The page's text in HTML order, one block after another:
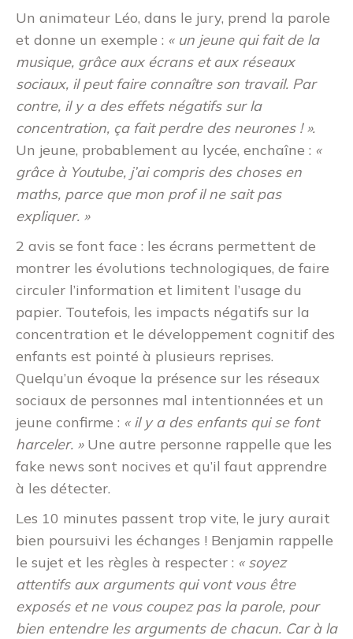
Un animateur Léo, dans le jury, prend la parole
et donne un exemple : « un jeune qui fait de la
musique, grâce aux écrans et aux réseaux
sociaux, il peut faire connaître son travail. Par
contre, il y a des effets négatifs sur la
concentration, ça fait perdre des neurones ! ».
Un jeune, probablement au lycée, enchaîne : «
grâce à Youtube, j’ai compris des choses en
maths, parce que mon prof il ne sait pas
expliquer. »
2 avis se font face : les écrans permettent de
montrer les évolutions technologiques, de faire
circuler l’information et limitent l’usage du
papier. Toutefois, les impacts négatifs sur la
concentration et le développement cognitif des
enfants est pointé à plusieurs reprises.
Quelqu’un évoque la présence sur les réseaux
sociaux de personnes mal intentionnées et un
jeune confirme : « il y a des enfants qui se font
harceler. »Une autre personne rappelle que les
fake news sont nocives et qu’il faut apprendre
à les détecter.
Les 10 minutes passent trop vite, le jury aurait
bien poursuivi les échanges ! Benjamin rappelle
le sujet et les règles à respecter : « soyez
attentifs aux arguments qui vont vous être
exposés et ne vous coupez pas la parole, pour
bien entendre les arguments de chacun. Car à la